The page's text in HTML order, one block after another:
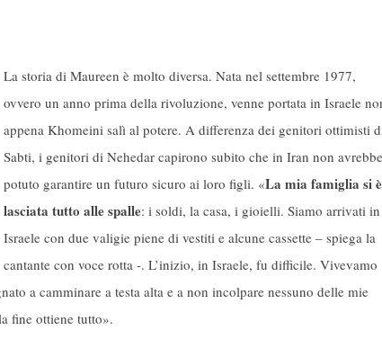
La storia di Maureen è molto diversa. Nata nel settembre 1977,
ovvero un anno prima della rivoluzione, venne portata in Israele
appena Khomeini salì al potere. A differenza dei genitori ottimisti
Sabti, i genitori di Nehedar capirono subito che in Iran non
potuto garantire un futuro sicuro ai loro figli. «La mia famiglia si è
lasciata tutto alle spalle: i soldi, la casa, i gioielli. Siamo arrivati in
Israele con due valigie piene di vestiti e alcune cassette – spiega la
cantante con voce rotta -. L’inizio, in Israele, fu difficile. Vivevamo
a camminare a testa alta e a non incolpare nessuno delle mie
fine ottiene tutto».